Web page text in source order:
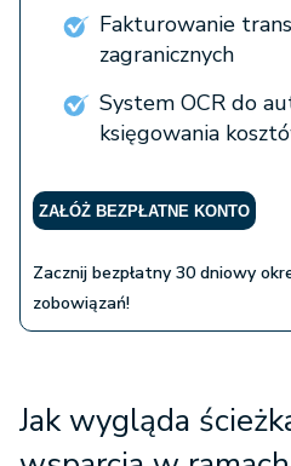
Fakturowanie
zagranicznych
System OCR do
księgowania
ZAŁÓŻ BEZPŁATNE KONTO
Zacznij bezpłatny 30 dniowy
zobowiązań!
Jak wygląda